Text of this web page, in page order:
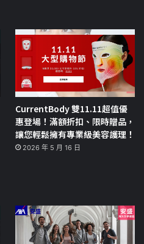
CurrentBody 雙11.11超值優
惠登場！滿額折扣、限時贈品，
讓您輕鬆擁有專業級美容護理！
2026 年 5 月 16 日